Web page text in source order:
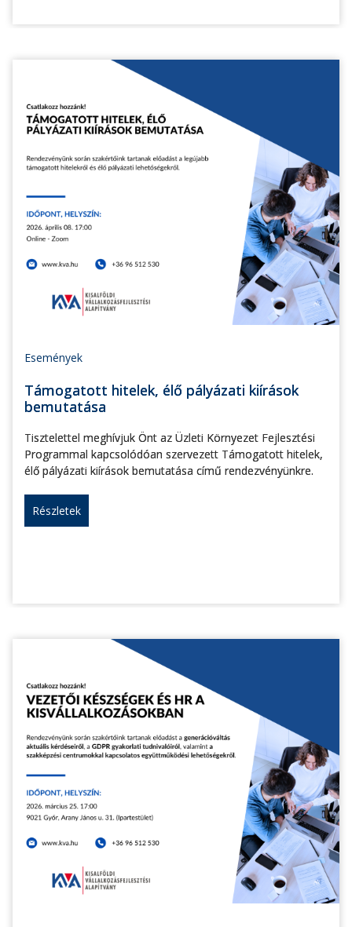
Események
Támogatott hitelek, élő pályázati kiírások
bemutatása
Tisztelettel meghívjuk Önt az Üzleti Környezet Fejlesztési
Programmal kapcsolódóan szervezett Támogatott hitelek,
élő pályázati kiírások bemutatása című rendezvényünkre.
Részletek